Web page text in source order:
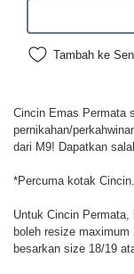
Tambah ke
Cincin Emas Permata
pernikahan/
dari M9! Dapatkan
*Percuma kotak
Untuk Cincin
boleh resize
besarkan size 18/19